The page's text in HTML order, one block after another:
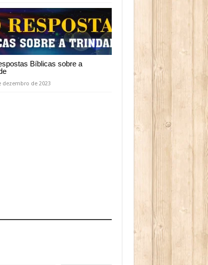
Bíblicas sobre a
dezembro de 2023